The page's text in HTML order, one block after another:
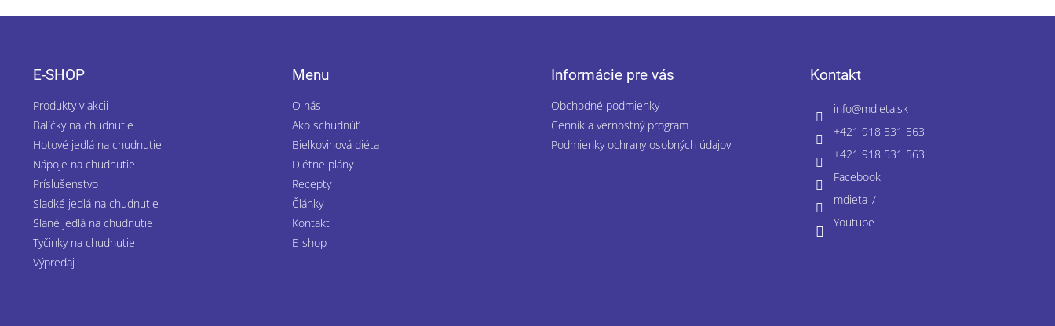
E-SHOP
Produkty v akcii
Balíčky na chudnutie
Hotové jedlá na chudnutie
Nápoje na chudnutie
Príslušenstvo
Sladké jedlá na chudnutie
Slané jedlá na chudnutie
Tyčinky na chudnutie
Výpredaj
Menu
O nás
Ako schudnúť
Bielkovinová diéta
Diétne plány
Recepty
Články
Kontakt
E-shop
Informácie pre vás
Obchodné podmienky
Cenník a vernostný program
Podmienky ochrany osobných údajov
Kontakt
info@mdieta.sk
+421 918 531 563
+421 918 531 563
Facebook
mdieta_/
Youtube